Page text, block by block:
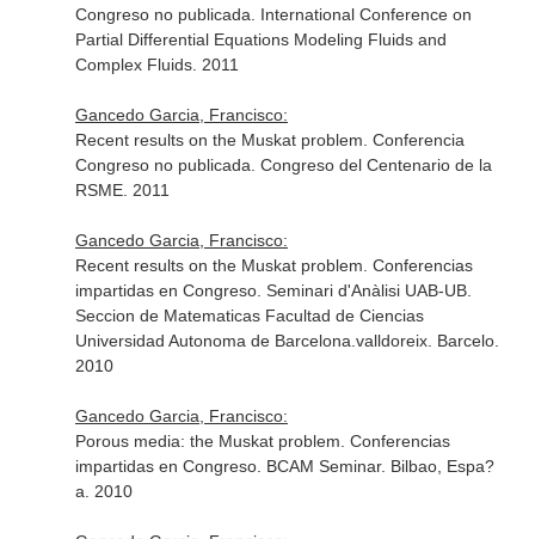
Congreso no publicada. International Conference on
Partial Differential Equations Modeling Fluids and
Complex Fluids. 2011
Gancedo Garcia, Francisco:
Recent results on the Muskat problem. Conferencia
Congreso no publicada. Congreso del Centenario de la
RSME. 2011
Gancedo Garcia, Francisco:
Recent results on the Muskat problem. Conferencias
impartidas en Congreso. Seminari d'Anàlisi UAB-UB.
Seccion de Matematicas Facultad de Ciencias
Universidad Autonoma de Barcelona.valldoreix. Barcelo.
2010
Gancedo Garcia, Francisco:
Porous media: the Muskat problem. Conferencias
impartidas en Congreso. BCAM Seminar. Bilbao, Espa?
a. 2010